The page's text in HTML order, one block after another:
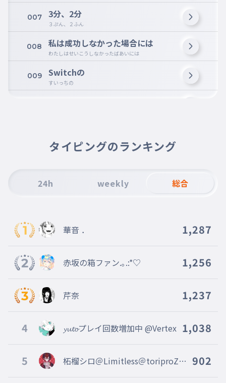
007 3分、2分
３ぷん、２ふん
008 私は成功しなかった場合には
わたしはせいこうしなかったばあいには
009 Switchの
すいっちの
ブレンロット
思い罰
014
それは
シールこうかん
１しゅうかんきんしになってしまいます
タイピングのランキング
24h weekly 総合
華音 ． 1,287
赤坂の箱ファン.｡.:*♡ 1,256
芹奈 1,237
4 𝔂𝓾𝓽𝓸プレイ回数増加中 @Vertex 1,038
5
柘榴シロ＠Limitless＠toriproZ＠ 902